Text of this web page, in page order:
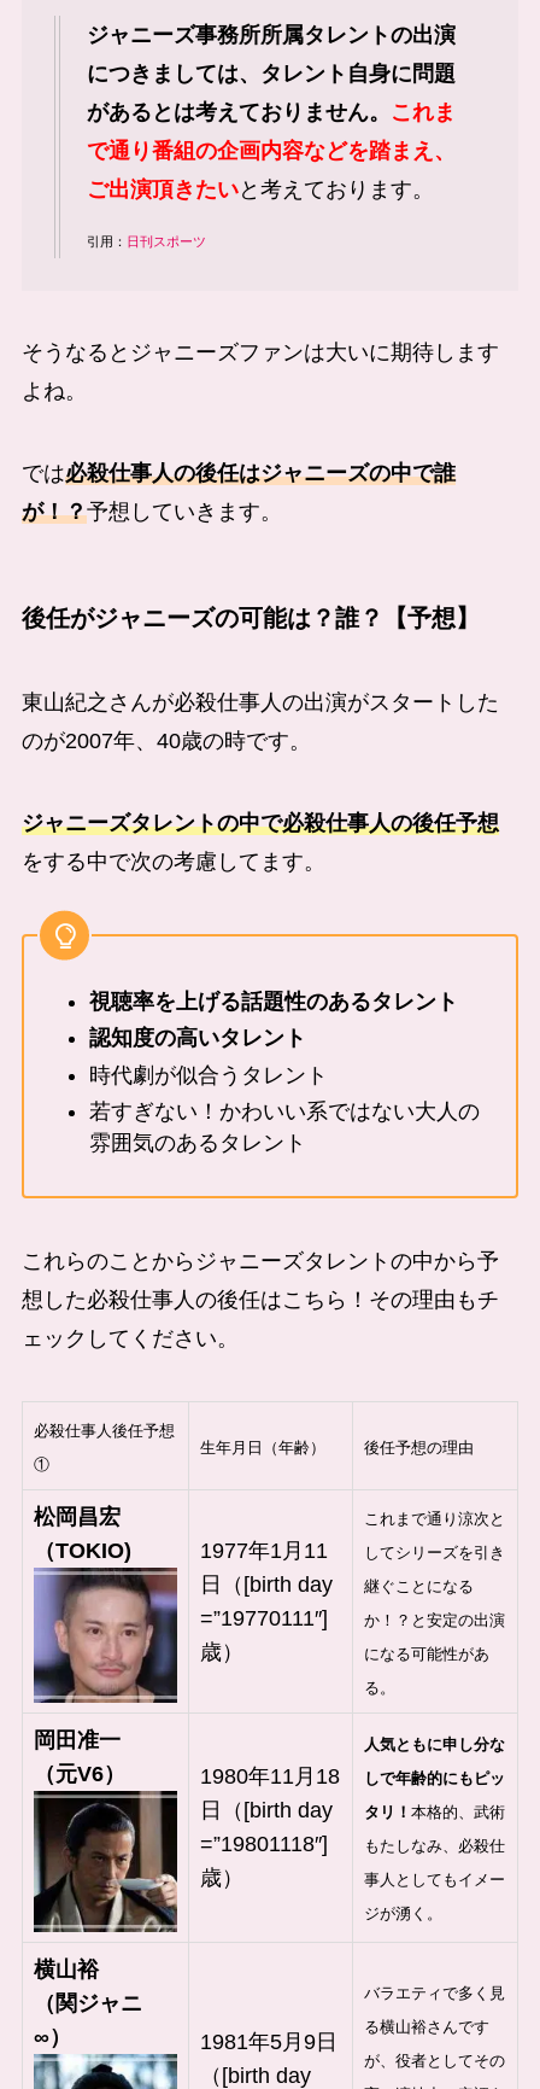
ジャニーズ事務所所属タレントの出演
につきましては、タレント自身に問題
があるとは考えておりません。
これま
で通り番組の企画内容などを踏まえ、
ご出演頂きたいと考えております。
引用： 日刊スポーツ
そうなるとジャニーズファンは大いに期待します
よね。
では必殺仕事人の後任はジャニーズの中で誰
が！？予想していきます。
後任がジャニーズの可能は？誰？【予想】
東山紀之さんが必殺仕事人の出演がスタートした
のが2007年、40歳の時です。
ジャニーズタレントの中で必殺仕事人の後任予想
をする中で次の考慮してます。
視聴率を上げる話題性のあるタレント
認知度の高いタレント
時代劇が似合うタレント
若すぎない！かわいい系ではない大人の
雰囲気のあるタレント
これらのことからジャニーズタレントの中から予
想した必殺仕事人の後任はこちら！その理由もチ
ェックしてください。
必殺仕事人後任予想
①
生年月日（年齢） 後任予想の理由
松岡昌宏
（TOKIO)
1977年1月11
日（[birth day
=”19770111″]
歳）
これまで通り涼次と
してシリーズを引き
継ぐことになる
か！？と安定の出演
になる可能性があ
る。
岡田准一
（元V6）
1980年11月18
日（[birth day
=”19801118″]
歳）
人気ともに申し分な
しで年齢的にもピッ
タリ！ 本格的、武術
もたしなみ、必殺仕
事人としてもイメー
ジが湧く。
横山裕
（関ジャニ
∞）
1981年5月9日
（[birth day
バラエティで多く見
る横山裕さんです
が、役者としてその